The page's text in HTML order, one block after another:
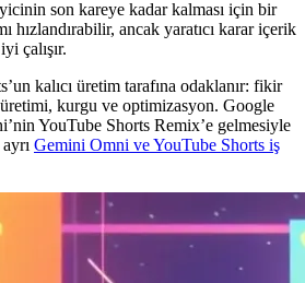
son kareye kadar kalması için bir
hızlandırabilir, ancak yaratıcı karar içerik
çalışır.
kalıcı üretim tarafına odaklanır: fikir
kurgu ve optimizasyon. Google
YouTube Shorts Remix’e gelmesiyle
Gemini Omni ve YouTube Shorts iş